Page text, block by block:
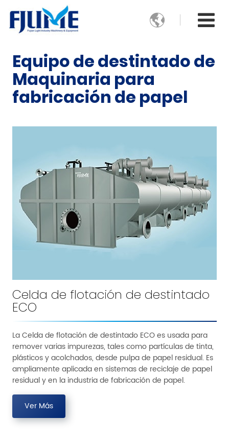

Equipo de destintado de
Maquinaria para
fabricación de papel
Celda de flotación de destintado
ECO
La Celda de flotación de destintado ECO es usada para
remover varias impurezas, tales como partículas de tinta,
plásticos y acolchados, desde pulpa de papel residual. Es
ampliamente aplicada en sistemas de reciclaje de papel
residual y en la industria de fabricación de papel.
Ver Más